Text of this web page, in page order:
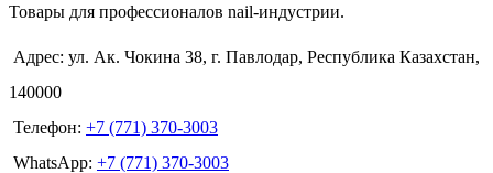
Товары для профессионалов nail-индустрии.
Адрес: ул. Ак. Чокина 38, г. Павлодар, Республика Казахстан,
140000
Телефон: +7 (771) 370-3003
WhatsApp: +7 (771) 370-3003